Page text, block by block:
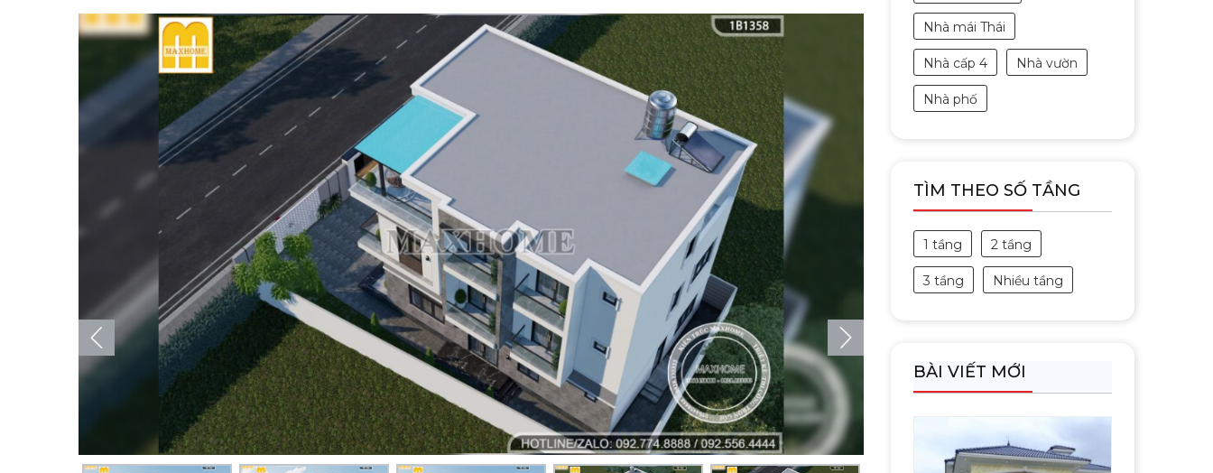
Nhà mái Thái
Nhà cấp 4 Nhà vườn
Nhà phố
TÌM THEO SỐ TẦNG
1 tầng 2 tầng
3 tầng Nhiều tầng
BÀI VIẾT MỚI